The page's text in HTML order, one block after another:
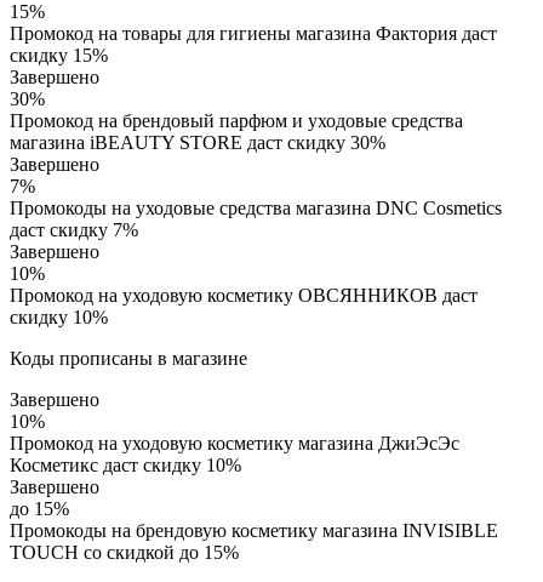
15%
Промокод на товары для гигиены магазина Фактория даст
скидку 15%
Завершено
30%
Промокод на брендовый парфюм и уходовые средства
магазина iBEAUTY STORE даст скидку 30%
Завершено
7%
Промокоды на уходовые средства магазина DNC Cosmetics
даст скидку 7%
Завершено
10%
Промокод на уходовую косметику ОВСЯННИКОВ даст
скидку 10%
Коды прописаны в магазине
Завершено
10%
Промокод на уходовую косметику магазина ДжиЭсЭс
Косметикс даст скидку 10%
Завершено
до 15%
Промокоды на брендовую косметику магазина INVISIBLE
TOUCH со скидкой до 15%